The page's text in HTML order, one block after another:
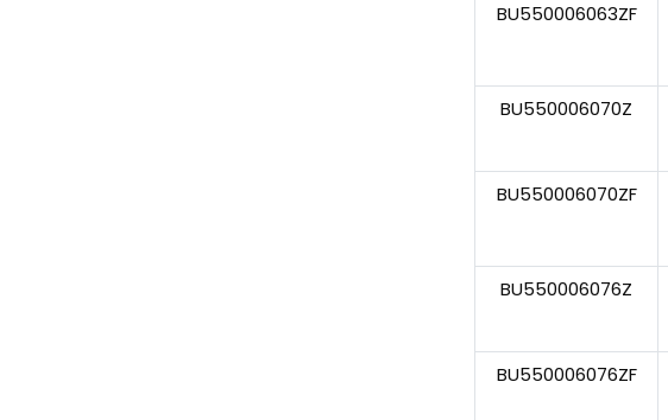
BU550006063ZF
BU550006070Z
BU550006070ZF
BU550006076Z
BU550006076ZF